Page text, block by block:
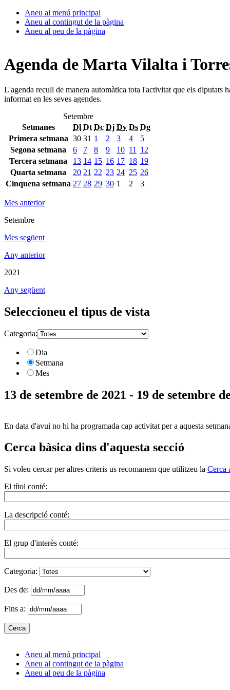
Aneu al menú principal
Aneu al contingut de la pàgina
Aneu al peu de la pàgina
Agenda de Marta Vilalta i
L'agenda recull de manera automàtica tota l'activitat que els diputats
informat en les seves agendes.
Setembre
Setmanes
Dl Dt Dc Dj Dv Ds Dg
Primera setmana 30 31 1 2 3 4
5
Segona setmana
6 7 8 9 10 11
12
Tercera setmana
13 14 15 16 17 18 19
Quarta setmana
20 21 22 23 24 25 26
Cinquena setmana 27 28 29 30 1 2 3
Mes anterior
Setembre
Mes següent
Any anterior
2021
Any següent
Seleccioneu el tipus de vista
Categoria:
Dia
Setmana
Mes
13 de setembre de 2021 - 19 de setembre
En data d'avui no hi ha programada cap activitat per a aquesta
Cerca bàsica dins d'aquesta secció
Si voleu cercar per altres criteris us recomanem que utilitzeu la Cerca
El títol conté:
La descripció conté:
El grup d'interès conté:
Categoria:
Des de:
Fins a:
Aneu al menú principal
Aneu al contingut de la pàgina
Aneu al peu de la pàgina